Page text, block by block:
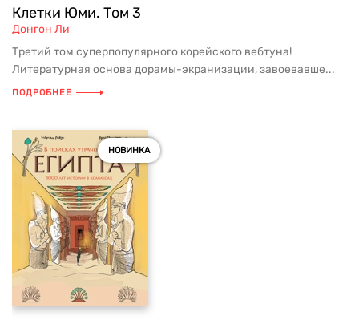
Клетки Юми. Том 3
Донгон Ли
Третий том суперпопулярного корейского вебтуна!
Литературная основа дорамы-экранизации, завоевавше...
ПОДРОБНЕЕ
НОВИНКА